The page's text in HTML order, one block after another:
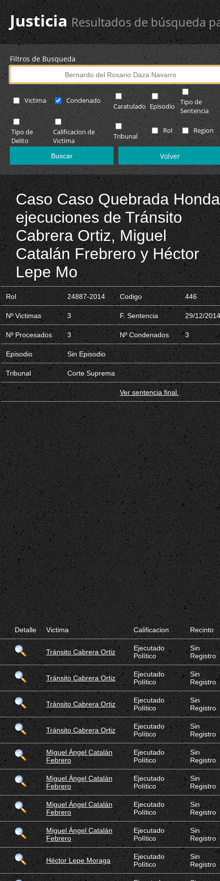
Justicia Resultados de búsqueda
Filtros de Busqueda
Victima Condenado
Caratulado Episodio
Tipo de
Sentencia
Tipo de
Delito
Calificacion de
Victima
Tribunal
Rol Region
Volver
Caso Caso Quebrada
ejecuciones de Tránsito
Cabrera Ortiz, Miguel
Catalán Frebrero y Héctor
Lepe Mo
Rol 24887-2014 Codigo 446
Nº Victimas 3 F. Sentencia 29/12/2014
Nº Procesados 3 Nº Condenados 3
Episodio Sin Episodio
Tribunal Corte Suprema
Ver sentencia final.
Detalle Victima Calificacion Recinto
Tránsito Cabrera Ortiz
Ejecutado
Político
Sin
Registro
Tránsito Cabrera Ortiz
Ejecutado
Político
Sin
Registro
Tránsito Cabrera Ortiz
Ejecutado
Político
Sin
Registro
Tránsito Cabrera Ortiz
Ejecutado
Político
Sin
Registro
Miguel Ángel Catalán
Febrero
Ejecutado
Político
Sin
Registro
Miguel Ángel Catalán
Febrero
Ejecutado
Político
Sin
Registro
Miguel Ángel Catalán
Febrero
Ejecutado
Político
Sin
Registro
Miguel Ángel Catalán
Febrero
Ejecutado
Político
Sin
Registro
Héctor Lepe Moraga
Ejecutado
Político
Sin
Registro